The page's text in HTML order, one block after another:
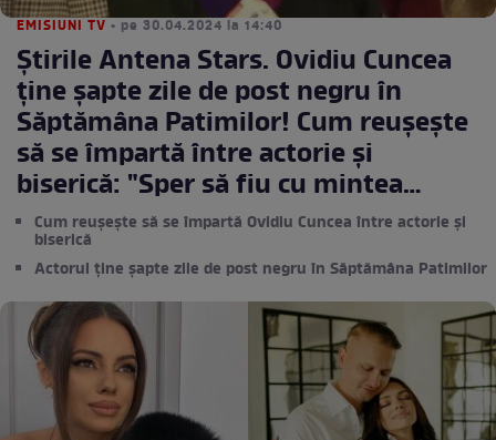
EMISIUNI TV • pe 30.04.2024 la 14:40
Știrile Antena Stars. Ovidiu Cuncea
ține șapte zile de post negru în
Săptămâna Patimilor! Cum reușește
să se împartă între actorie și
biserică: "Sper să fiu cu mintea
lucidă..." / VIDEO
Cum reușește să se împartă Ovidiu Cuncea între actorie și
biserică
Actorul ține șapte zile de post negru în Săptămâna Patimilor